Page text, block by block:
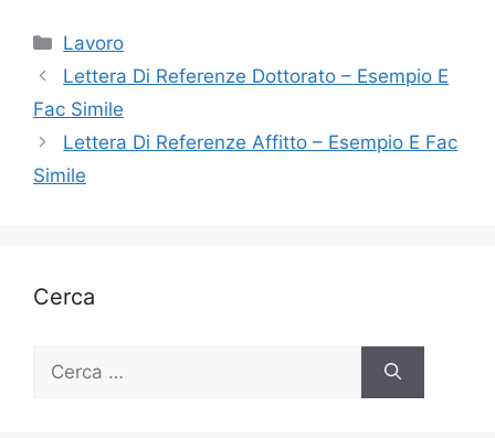
Categorie
Lavoro
Lettera Di Referenze Dottorato – Esempio E
Fac Simile
Lettera Di Referenze Affitto – Esempio E Fac
Simile
Cerca
Ricerca